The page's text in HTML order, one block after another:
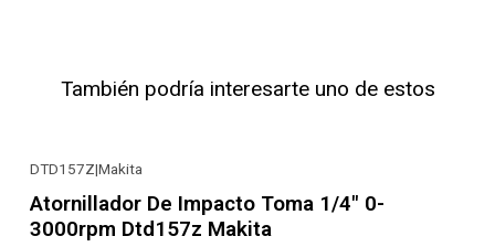
También podría interesarte uno de estos
DTD157Z|Makita
Atornillador De Impacto Toma 1/4" 0-
3000rpm Dtd157z Makita